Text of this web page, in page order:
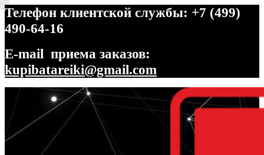
Телефон клиентской службы: +7 (499)
490-64-16
E-mail приема заказов:
kupibatareiki@gmail.com
Перейти
навигации
Перейти
содержимому